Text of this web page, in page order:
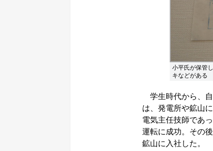
小平氏が保管
キなどがある
学生時代から、自
は、発電所や鉱山
電気主任技師であ
運転に成功。その
鉱山に入社した。